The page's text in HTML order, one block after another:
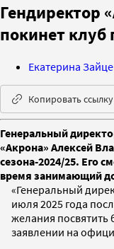
Гендиректор
покинет клуб
Екатерина
Копировать ссылку
Генеральный
«Акрона» Алексей
сезона-2024/25. Его
время занимающий
«Генеральный
июля 2025 года
желания посвятить
заявлении на